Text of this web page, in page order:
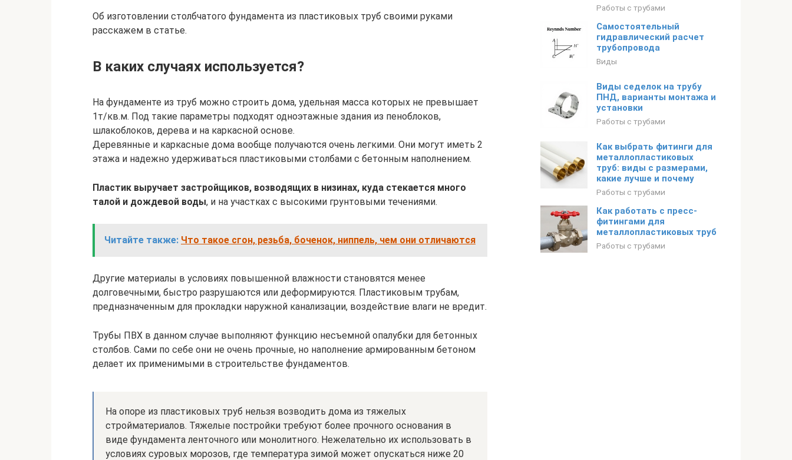
Об изготовлении столбчатого фундамента из пластиковых труб своими руками
расскажем в статье.
В каких случаях используется?
На фундаменте из труб можно строить дома, удельная масса которых не превышает
1т/кв.м. Под такие параметры подходят одноэтажные здания из пеноблоков,
шлакоблоков, дерева и на каркасной основе.
Деревянные и каркасные дома вообще получаются очень легкими. Они могут иметь 2
этажа и надежно удерживаться пластиковыми столбами с бетонным наполнением.
Пластик выручает застройщиков, возводящих в низинах, куда стекается много
талой и дождевой воды, и на участках с высокими грунтовыми течениями.
Читайте также: Что такое сгон, резьба, боченок, ниппель, чем они отличаются
Другие материалы в условиях повышенной влажности становятся менее
долговечными, быстро разрушаются или деформируются. Пластиковым трубам,
предназначенным для прокладки наружной канализации, воздействие влаги не вредит.
Трубы ПВХ в данном случае выполняют функцию несъемной опалубки для бетонных
столбов. Сами по себе они не очень прочные, но наполнение армированным бетоном
делает их применимыми в строительстве фундаментов.
На опоре из пластиковых труб нельзя возводить дома из тяжелых
стройматериалов. Тяжелые постройки требуют более прочного основания в
виде фундамента ленточного или монолитного. Нежелательно их использовать в
условиях суровых морозов, где температура зимой может опускаться ниже 20
Работы с трубами
Самостоятельный
гидравлический расчет
трубопровода
Виды
Виды седелок на трубу
ПНД, варианты монтажа и
установки
Работы с трубами
Как выбрать фитинги для
металлопластиковых
труб: виды с размерами,
какие лучше и почему
Работы с трубами
Как работать с пресс-
фитингами для
металлопластиковых труб
Работы с трубами